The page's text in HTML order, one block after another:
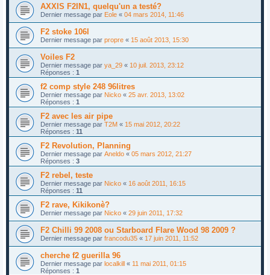
AXXIS F2IN1, quelqu'un a testé?
Dernier message par Eole « 04 mars 2014, 11:46
F2 stoke 106l
Dernier message par propre « 15 août 2013, 15:30
Voiles F2
Dernier message par ya_29 « 10 juil. 2013, 23:12
Réponses : 1
f2 comp style 248 96litres
Dernier message par Nicko « 25 avr. 2013, 13:02
Réponses : 1
F2 avec les air pipe
Dernier message par T2M « 15 mai 2012, 20:22
Réponses : 11
F2 Revolution, Planning
Dernier message par Aneldo « 05 mars 2012, 21:27
Réponses : 3
F2 rebel, teste
Dernier message par Nicko « 16 août 2011, 16:15
Réponses : 11
F2 rave, Kikikonè?
Dernier message par Nicko « 29 juin 2011, 17:32
F2 Chilli 99 2008 ou Starboard Flare Wood 98 2009 ?
Dernier message par francodu35 « 17 juin 2011, 11:52
cherche f2 guerilla 96
Dernier message par localkill « 11 mai 2011, 01:15
Réponses : 1